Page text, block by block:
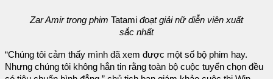
Zar Amir trong phim Tatami đoạt giải nữ diễn viên xuất
sắc nhất
“Chúng tôi cảm thấy mình đã xem được một số bộ phim hay.
Nhưng chúng tôi không hẳn tin rằng toàn bộ cuộc tuyển chọn đều